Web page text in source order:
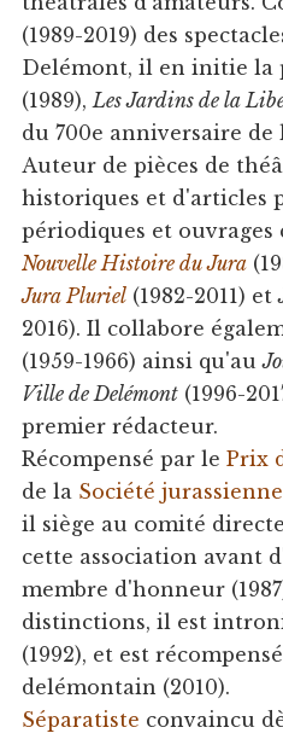
(1989-2019) des
Delémont, il en initie la
(1989), Les Jardins de la
du 700e anniversaire de
Auteur de pièces de
historiques et d'articles
périodiques et
Nouvelle Histoire du Jura
Jura Pluriel(1982-2011) et
2016). Il collabore
(1959-1966) ainsi qu'au
Ville de Delémont(1996-
premier rédacteur.
Récompensé par le Prix
de la Société
il siège au comité
cette association avant
membre d'honneur
distinctions, il est
(1992), et est
delémontain (2010).
Séparatiste convaincu